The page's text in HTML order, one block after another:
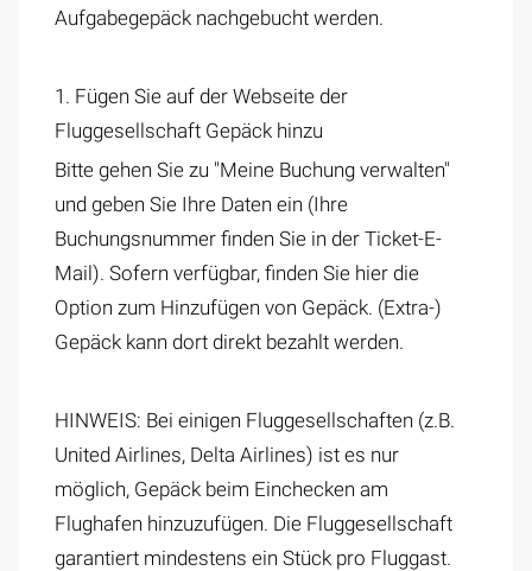
Aufgabegepäck nachgebucht werden.
1. Fügen Sie auf der Webseite der
Fluggesellschaft Gepäck hinzu
Bitte gehen Sie zu "Meine Buchung verwalten"
und geben Sie Ihre Daten ein (Ihre
Buchungsnummer finden Sie in der Ticket-E-
Mail). Sofern verfügbar, finden Sie hier die
Option zum Hinzufügen von Gepäck. (Extra-)
Gepäck kann dort direkt bezahlt werden.
HINWEIS: Bei einigen Fluggesellschaften (z.B.
United Airlines, Delta Airlines) ist es nur
möglich, Gepäck beim Einchecken am
Flughafen hinzuzufügen. Die Fluggesellschaft
garantiert mindestens ein Stück pro Fluggast.